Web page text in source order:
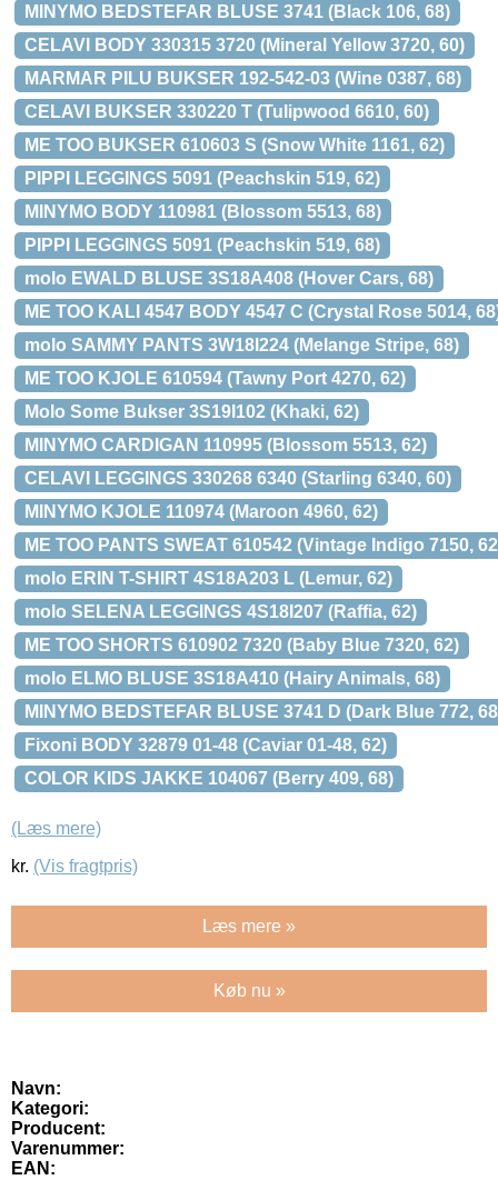
MINYMO BEDSTEFAR BLUSE 3741 (Black 106, 68)
CELAVI BODY 330315 3720 (Mineral Yellow 3720, 60)
MARMAR PILU BUKSER 192-542-03 (Wine 0387, 68)
CELAVI BUKSER 330220 T (Tulipwood 6610, 60)
ME TOO BUKSER 610603 S (Snow White 1161, 62)
PIPPI LEGGINGS 5091 (Peachskin 519, 62)
MINYMO BODY 110981 (Blossom 5513, 68)
PIPPI LEGGINGS 5091 (Peachskin 519, 68)
molo EWALD BLUSE 3S18A408 (Hover Cars, 68)
ME TOO KALI 4547 BODY 4547 C (Crystal Rose 5014,
molo SAMMY PANTS 3W18I224 (Melange Stripe, 68)
ME TOO KJOLE 610594 (Tawny Port 4270, 62)
Molo Some Bukser 3S19I102 (Khaki, 62)
MINYMO CARDIGAN 110995 (Blossom 5513, 62)
CELAVI LEGGINGS 330268 6340 (Starling 6340, 60)
MINYMO KJOLE 110974 (Maroon 4960, 62)
ME TOO PANTS SWEAT 610542 (Vintage Indigo 7150,
molo ERIN T-SHIRT 4S18A203 L (Lemur, 62)
molo SELENA LEGGINGS 4S18I207 (Raffia, 62)
ME TOO SHORTS 610902 7320 (Baby Blue 7320, 62)
molo ELMO BLUSE 3S18A410 (Hairy Animals, 68)
MINYMO BEDSTEFAR BLUSE 3741 D (Dark Blue 772,
Fixoni BODY 32879 01-48 (Caviar 01-48, 62)
COLOR KIDS JAKKE 104067 (Berry 409, 68)
(Læs mere)
kr. (Vis fragtpris)
Læs mere »
Køb nu »
Navn:
Kategori:
Producent:
Varenummer:
EAN: